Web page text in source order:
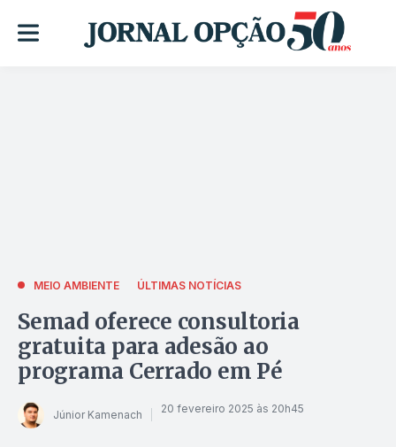
MEIO AMBIENTE ÚLTIMAS NOTÍCIAS
Semad oferece consultoria
gratuita para adesão ao
programa Cerrado em Pé
Júnior Kamenach 20 fevereiro 2025 às 20h45